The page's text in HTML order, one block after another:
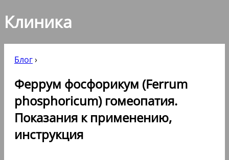
Клиника
Блог›
Феррум фосфорикум (Ferrum
phosphoricum) гомеопатия.
Показания к применению,
инструкция